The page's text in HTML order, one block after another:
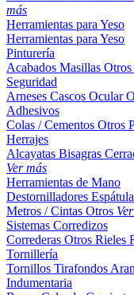
más
Herramientas para Yeso
Herramientas para Yeso
Pinturería
Acabados Masillas Otros
Seguridad
Arneses Cascos Ocular
Adhesivos
Colas / Cementos Otros
Herrajes
Alcayatas Bisagras
Ver más
Herramientas de Mano
Destornilladores
Metros / Cintas Otros
Sistemas Corredizos
Correderas Otros Rieles
Tornillería
Tornillos Tirafondos
Indumentaria